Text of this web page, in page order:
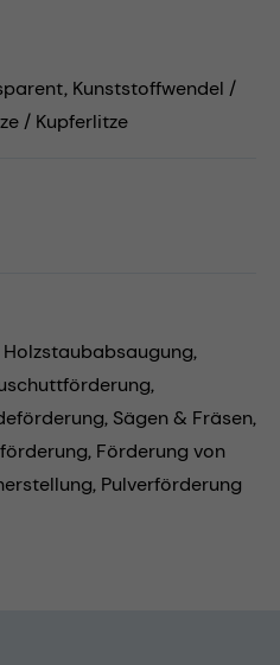
Kunststoffwendel /
/ Kupferlitze
Holzstaubabsaugung,
Sägen & Fräsen,
Förderung von
Pulverförderung